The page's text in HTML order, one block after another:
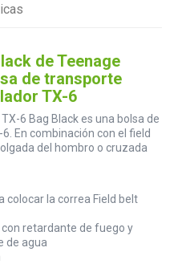
de Teenage
de transporte
TX-6
6 Bag Black es una bolsa de
En combinación con el field
del hombro o cruzada
colocar la correa Field belt
retardante de fuego y
de agua